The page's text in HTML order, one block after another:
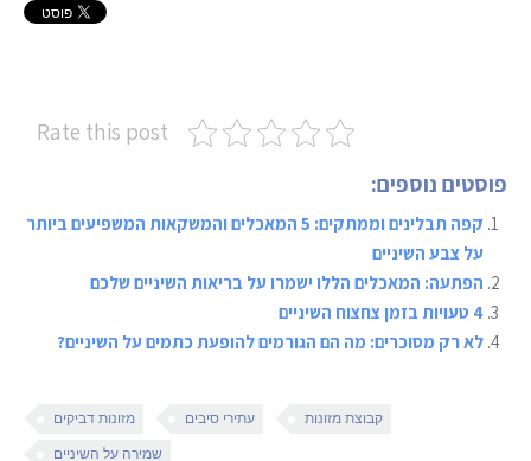
Rate this post
פוסטים נוספים:
קפה תבלינים וממתקים: 5 המאכלים והמשקאות המשפיעים ביותר
על צבע השיניים
הפתעה: המאכלים הללו ישמרו על בריאות השיניים שלכם
4 טעויות בזמן צחצוח השיניים
לא רק מסוכרים: מה הם הגורמים להופעת כתמים על השיניים?
מזונות דביקים עתירי סיבים קבוצת מזונות
שמירה על השיניים